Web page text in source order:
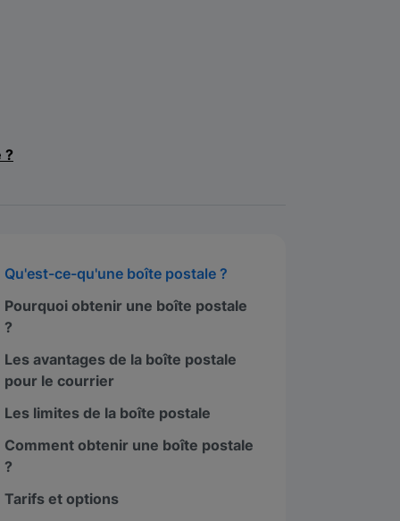
?
Qu'est-ce-qu'une boîte postale ?
Pourquoi obtenir une boîte postale
?
Les avantages de la boîte postale
pour le courrier
Les limites de la boîte postale
Comment obtenir une boîte postale
?
Tarifs et options